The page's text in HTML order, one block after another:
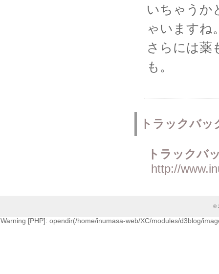
いちゃうか
ゃいますね
さらには薬
も。
トラックバッ
トラックバ
http://
©
Warning [PHP]: opendir(/home/inumasa-web/XC/modules/d3blog/